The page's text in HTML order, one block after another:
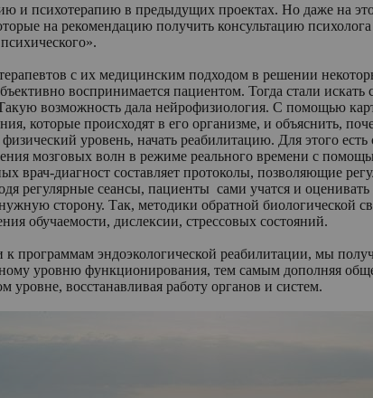
и психотерапию в предыдущих проектах. Но даже на
на рекомендацию получить консультацию
с их медицинским подходом в решении
воспринимается пациентом. Тогда стали
возможность дала нейрофизиология. С помощью
которые происходят в его организме, и объяснить,
уровень, начать реабилитацию. Для этого
мозговых волн в режиме реального времени с
врач-диагност составляет протоколы, позволяющие
регулярные сеансы, пациенты сами учатся и
сторону. Так, методики обратной биологической
обучаемости, дислексии, стрессовых состояний.
программам эндоэкологической реабилитации, мы
уровню функционирования, тем самым дополняя
уровне, восстанавливая работу органов и систем.